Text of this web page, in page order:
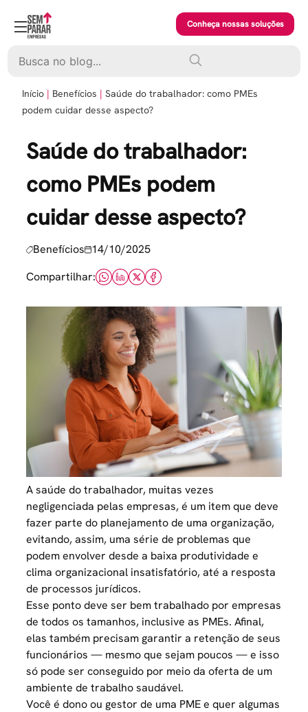
content
Conheça nossas soluções
Início Benefícios
Saúde do trabalhador: como PMEs
podem cuidar desse aspecto?
Saúde do trabalhador:
como PMEs podem
cuidar desse aspecto?
Benefícios 14/10/2025
Compartilhar:
A saúde do trabalhador, muitas vezes
negligenciada pelas empresas, é um item que deve
fazer parte do planejamento de uma organização,
evitando, assim, uma série de problemas que
podem envolver desde a baixa produtividade e
clima organizacional insatisfatório, até a resposta
de processos jurídicos.
Esse ponto deve ser bem trabalhado por empresas
de todos os tamanhos, inclusive as PMEs. Afinal,
elas também precisam garantir a retenção de seus
funcionários — mesmo que sejam poucos — e isso
só pode ser conseguido por meio da oferta de um
ambiente de trabalho saudável.
Você é dono ou gestor de uma PME e quer algumas